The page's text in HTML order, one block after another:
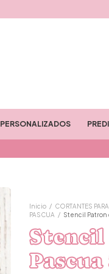
PERSONALIZADOS
Inicio / CORTANTES
PASCUA / Stencil Patron
Stencil
Pascua